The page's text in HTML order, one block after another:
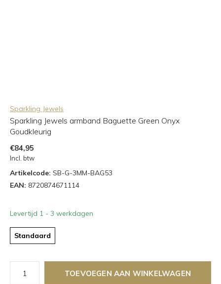
Sparkling Jewels
Sparkling Jewels armband Baguette Green Onyx
Goudkleurig
€84,95
Incl. btw
Artikelcode: SB-G-3MM-BAG53
EAN: 8720874671114
Levertijd 1 - 3 werkdagen
Standaard
TOEVOEGEN AAN WINKELWAGEN